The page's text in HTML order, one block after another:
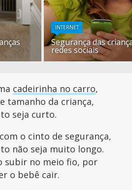
INTERNET
Segurança das
redes sociais
cadeirinha no carro,
tamanho da criança,
seja curto.
o cinto de segurança,
não seja muito longo.
subir no meio fio, por
o bebê cair.